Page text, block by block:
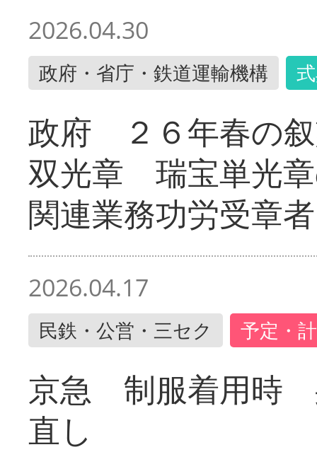
2026.04.30
政府・省庁・鉄道運輸機構
政府 ２６年春の
双光章 瑞宝単光
関連業務功労受章者
2026.04.17
民鉄・公営・三セク 予定・
京急 制服着用時
直し